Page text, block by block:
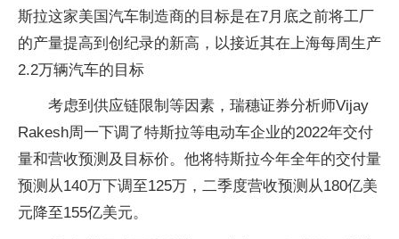
斯拉这家美国汽车制造商的目标是在7月底之前将工厂
的产量提高到创纪录的新高，以接近其在上海每周生产
2.2万辆汽车的目标
考虑到供应链限制等因素，瑞穗证券分析师Vijay
Rakesh周一下调了特斯拉等电动车企业的2022年交付
量和营收预测及目标价。他将特斯拉今年全年的交付量
预测从140万下调至125万，二季度营收预测从180亿美
元降至155亿美元。